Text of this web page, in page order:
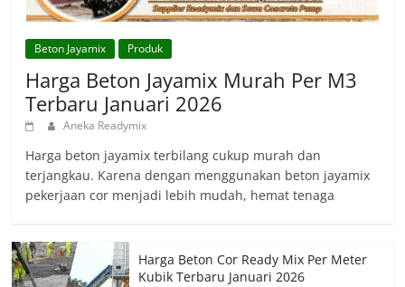
Beton Jayamix Produk
Harga Beton Jayamix Murah Per M3
Terbaru Januari 2026
Aneka Readymix
Harga beton jayamix terbilang cukup murah dan
terjangkau. Karena dengan menggunakan beton jayamix
pekerjaan cor menjadi lebih mudah, hemat tenaga
Harga Beton Cor Ready Mix Per Meter
Kubik Terbaru Januari 2026